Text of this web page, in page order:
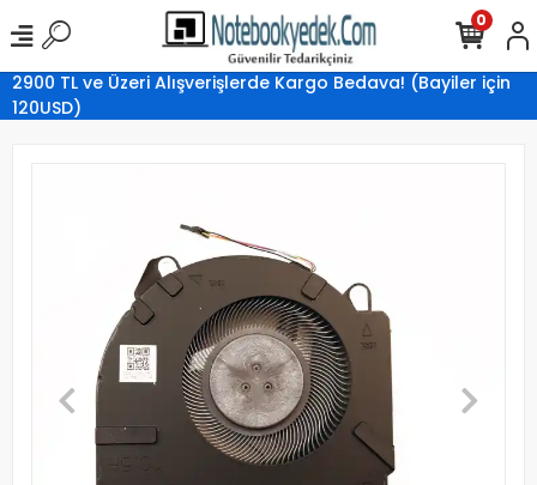
2900 TL ve Üzeri Alışverişlerde Kargo Bedava! (Bayiler için
120USD)
0